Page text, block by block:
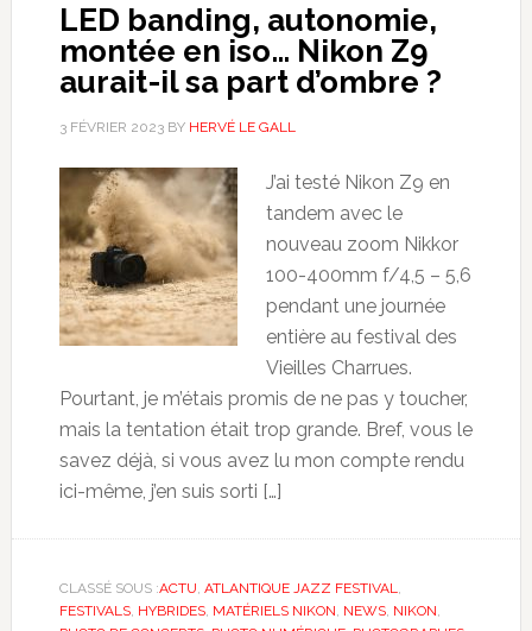
LED banding, autonomie,
montée en iso… Nikon Z9
aurait-il sa part d’ombre ?
3 FÉVRIER 2023BY HERVÉ LE GALL
J’ai testé Nikon Z9 en
tandem avec le
nouveau zoom Nikkor
100-400mm f/4,5 – 5,6
pendant une journée
entière au festival des
Vieilles Charrues.
Pourtant, je m’étais promis de ne pas y toucher,
mais la tentation était trop grande. Bref, vous le
savez déjà, si vous avez lu mon compte rendu
ici-même, j’en suis sorti […]
CLASSÉ SOUS :ACTU ATLANTIQUE JAZZ FESTIVAL
FESTIVALS, HYBRIDES, MATÉRIELS NIKON NEWS, NIKON